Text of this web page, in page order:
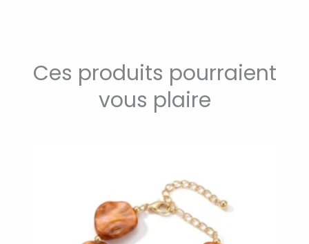
Ces produits pourraient
vous plaire